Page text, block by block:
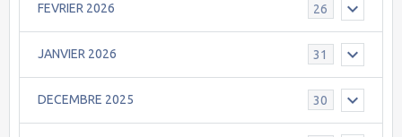
FEVRIER 2026 26
JANVIER 2026 31
DECEMBRE 2025 30